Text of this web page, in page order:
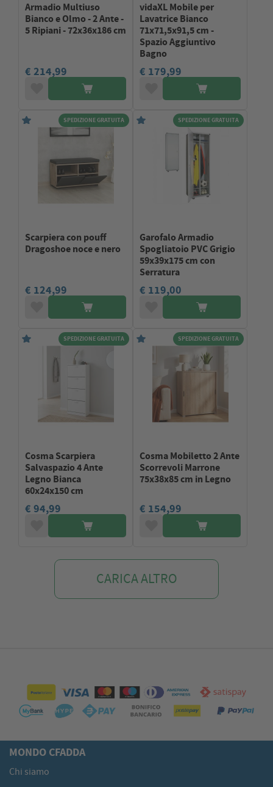
Armadio Multiuso
Bianco e Olmo - 2 Ante -
5 Ripiani - 72x36x186 cm
€ 214,99
vidaXL Mobile per
Lavatrice Bianco
71x71,5x91,5 cm -
Spazio Aggiuntivo
Bagno
€ 179,99
SPEDIZIONE GRATUITA
Scarpiera con pouff
Dragoshoe noce e nero
€ 124,99
SPEDIZIONE GRATUITA
Garofalo Armadio
Spogliatoio PVC Grigio
59x39x175 cm con
Serratura
€ 119,00
SPEDIZIONE GRATUITA
Cosma Scarpiera
Salvaspazio 4 Ante
Legno Bianca
60x24x150 cm
€ 94,99
SPEDIZIONE GRATUITA
Cosma Mobiletto 2 Ante
Scorrevoli Marrone
75x38x85 cm in Legno
€ 154,99
CARICA ALTRO
MONDO CFADDA
Chi siamo